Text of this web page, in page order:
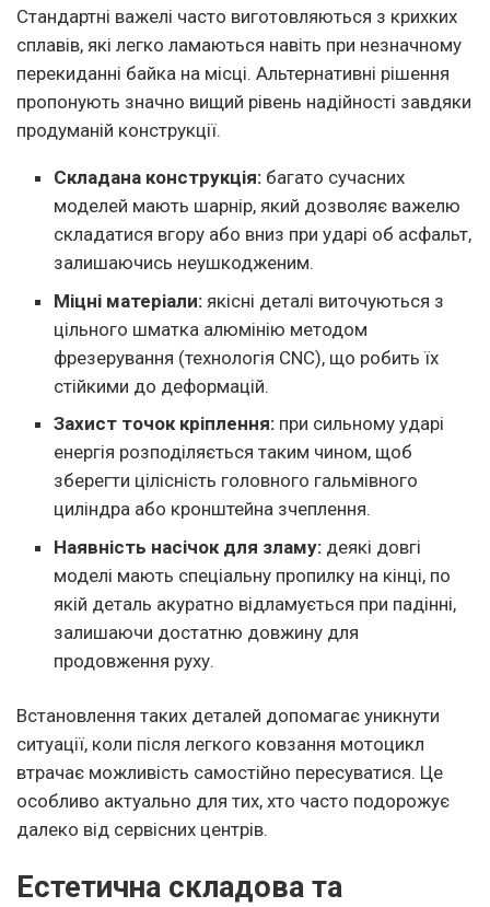
Стандартні важелі часто виготовляються з крихких
сплавів, які легко ламаються навіть при незначному
перекиданні байка на місці. Альтернативні рішення
пропонують значно вищий рівень надійності завдяки
продуманій конструкції.
Складана конструкція: багато сучасних
моделей мають шарнір, який дозволяє важелю
складатися вгору або вниз при ударі об асфальт,
залишаючись неушкодженим.
Міцні матеріали: якісні деталі виточуються з
цільного шматка алюмінію методом
фрезерування (технологія CNC), що робить їх
стійкими до деформацій.
Захист точок кріплення: при сильному ударі
енергія розподіляється таким чином, щоб
зберегти цілісність головного гальмівного
циліндра або кронштейна зчеплення.
Наявність насічок для зламу: деякі довгі
моделі мають спеціальну пропилку на кінці, по
якій деталь акуратно відламується при падінні,
залишаючи достатню довжину для
продовження руху.
Встановлення таких деталей допомагає уникнути
ситуації, коли після легкого ковзання мотоцикл
втрачає можливість самостійно пересуватися. Це
особливо актуально для тих, хто часто подорожує
далеко від сервісних центрів.
Естетична складова та